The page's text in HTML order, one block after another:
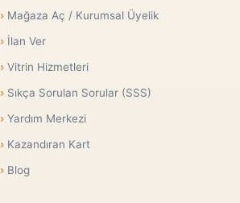
Mağaza Aç / Kurumsal Üyelik
İlan Ver
Vitrin Hizmetleri
Sıkça Sorulan Sorular (SSS)
Yardım Merkezi
Kazandıran Kart
Blog